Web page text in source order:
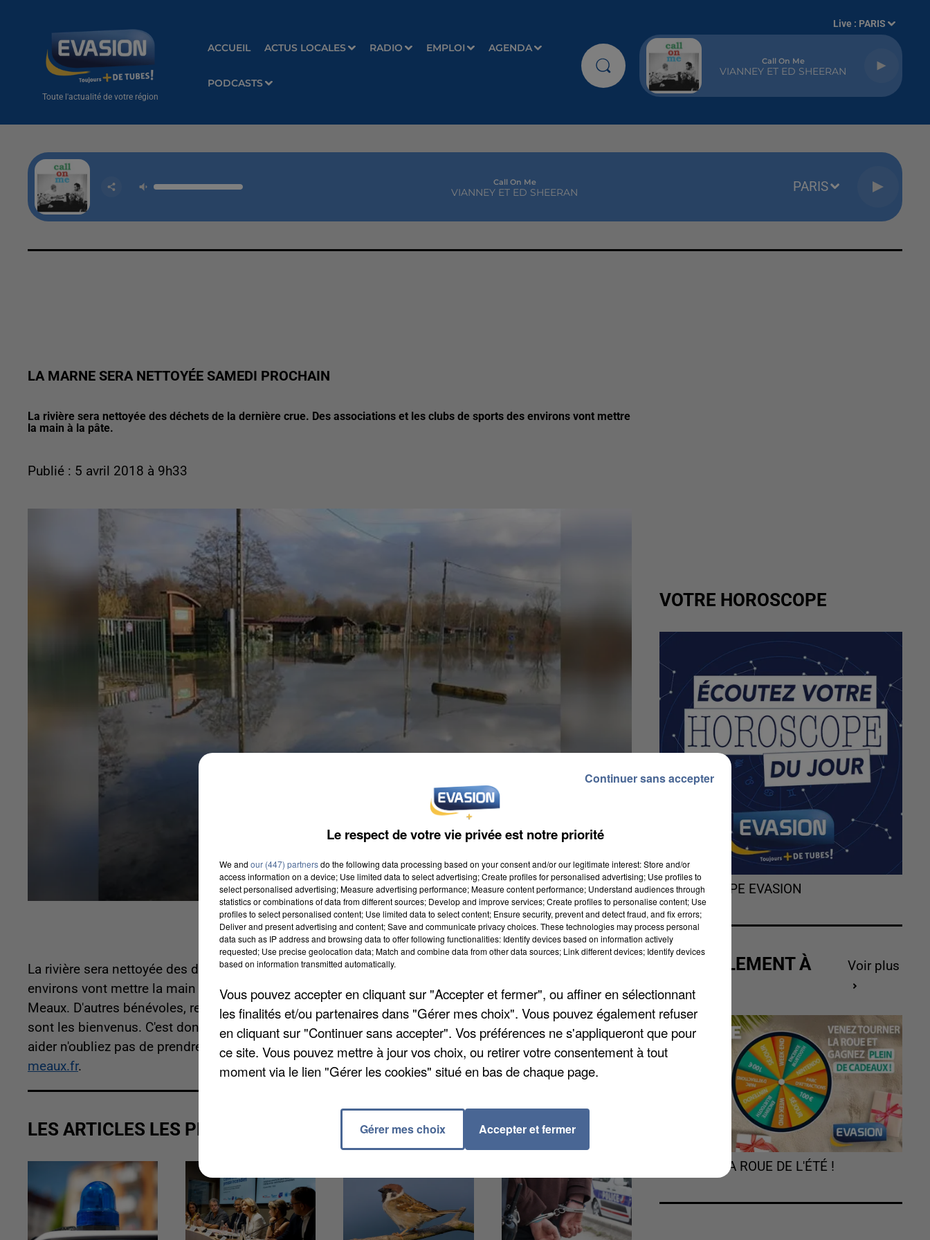
Toute l'actualité de votre région
ACCUEIL ACTUS LOCALES RADIO EMPLOI AGENDA
PODCASTS
Live : PARIS
Call On Me
VIANNEY ET ED SHEERAN
Call On Me
VIANNEY ET ED SHEERAN PARIS
LA MARNE SERA NETTOYÉE SAMEDI PROCHAIN
La rivière sera nettoyée des déchets de la dernière crue. Des associations et les clubs de sports des environs vont mettre
la main à la pâte.
Publié : 5 avril 2018 à 9h33
La rivière sera nettoyée des déchets de la dernière crue. Des associations et les clubs de sports des
environs vont mettre la main à la pâte. Les déchets seront collectés depuis Trilport, à la plage de
Meaux. D'autres bénévoles, restés sur la rive seront chargés de trier ces déchets. Tous les volontaires
sont les bienvenus. C'est donc samedi de 9h30 à 12h30 à l'entrée du parc du Pâtis. Si vous souhaitez
aider n'oubliez pas de prendre des gants et des bottes. Plus d'infos et inscriptions surwww.ville-
meaux.fr.
LES ARTICLES LES PLUS VUS
VOTRE HOROSCOPE
L'HOROSCOPE EVASION
ACTUELLEMENT À
Voir plus
TOURNEZ LA ROUE DE L'ÉTÉ !
Le respect de votre vie privée est notre priorité
We and our (447) partnersdo the following data processing based on your consent and/or our legitimate interest: Store and/or
access information on a device; Use limited data to select advertising; Create profiles for personalised advertising; Use profiles to
select personalised advertising; Measure advertising performance; Measure content performance; Understand audiences through
statistics or combinations of data from different sources; Develop and improve services; Create profiles to personalise content; Use
profiles to select personalised content; Use limited data to select content; Ensure security, prevent and detect fraud, and fix errors;
Deliver and present advertising and content; Save and communicate privacy choices. These technologies may process personal
data such as IP address and browsing data to offer following functionalities: Identify devices based on information actively
requested; Use precise geolocation data; Match and combine data from other data sources; Link different devices; Identify devices
based on information transmitted automatically.
Vous pouvez accepter en cliquant sur "Accepter et fermer", ou affiner en sélectionnant
les finalités et/ou partenaires dans "Gérer mes choix". Vous pouvez également refuser
en cliquant sur "Continuer sans accepter". Vos préférences ne s'appliqueront que pour
ce site. Vous pouvez mettre à jour vos choix, ou retirer votre consentement à tout
moment via le lien "Gérer les cookies" situé en bas de chaque page.
Gérer mes choix Accepter et fermer
Continuer sans accepter